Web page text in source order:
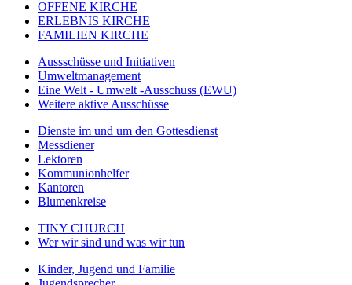
OFFENE KIRCHE
ERLEBNIS KIRCHE
FAMILIEN KIRCHE
Aussschüsse und Initiativen
Umweltmanagement
Eine Welt - Umwelt -Ausschuss (EWU)
Weitere aktive Ausschüsse
Dienste im und um den Gottesdienst
Messdiener
Lektoren
Kommunionhelfer
Kantoren
Blumenkreise
TINY CHURCH
Wer wir sind und was wir tun
Kinder, Jugend und Familie